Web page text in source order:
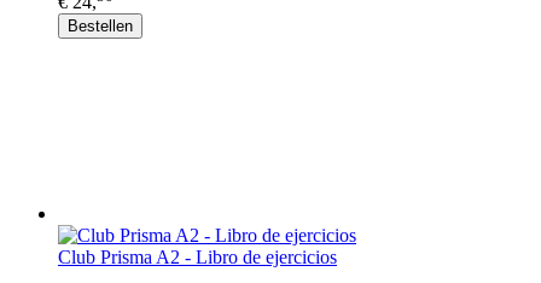
Bestellen
Club Prisma A2 - Libro de ejercicios